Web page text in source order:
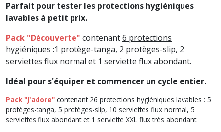
Parfait pour tester les protections hygiéniques
lavables à petit prix.
Pack "Découverte" contenant6 protections
hygiéniques :1 protège-tanga, 2 protèges-slip, 2
serviettes flux normal et 1 serviette flux abondant.
Idéal pour s'équiper et commencer un cycle entier.
Pack "J'adore" contenant 26 protections hygiéniques lavables : 5
protèges-tanga, 5 protèges-slip, 10 serviettes flux normal, 5
serviettes flux abondant et 1 serviette XXL flux très abondant.